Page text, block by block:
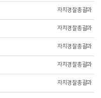
자치경찰총괄과
자치경찰총괄과
자치경찰총괄과
자치경찰총괄과
자치경찰총괄과